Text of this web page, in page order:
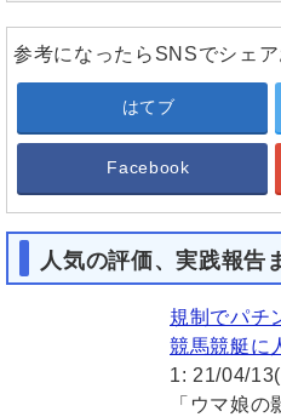
参考になったらSNSでシェア
はてブ
Facebook
人気の評価、実践報告
規制でパチ
競馬競艇に
1: 21/04/
「ウマ娘